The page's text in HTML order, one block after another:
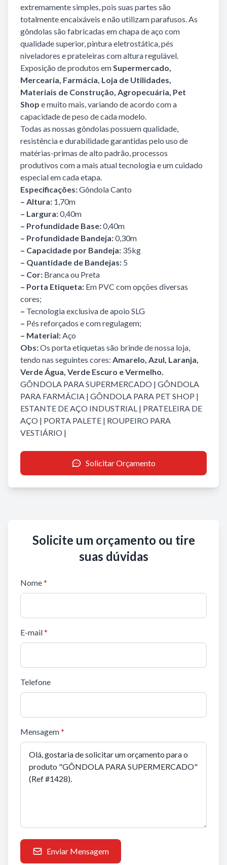
extremamente simples, pois suas partes são
totalmente encaixáveis e não utilizam parafusos. As
gôndolas são fabricadas em chapa de aço com
qualidade superior, pintura eletrostática, pés
niveladores e prateleiras com altura regulável.
Exposição de produtos em Supermercado,
Mercearia, Farmácia, Loja de Utilidades,
Materiais de Construção, Agropecuária, Pet
Shop e muito mais, variando de acordo com a
capacidade de peso de cada modelo.
Todas as nossas gôndolas possuem qualidade,
resistência e durabilidade garantidas pelo uso de
matérias-primas de alto padrão, processos
produtivos com a mais atual tecnologia e um cuidado
especial em cada etapa.
Especificações:Gôndola Canto
– Altura: 1,70m
– Largura:0,40m
– Profundidade Base:0,40m
– Profundidade Bandeja:0,30m
– Capacidade por Bandeja: 35kg
– Quantidade de Bandejas: 5
– Cor: Branca ou Preta
– Porta Etiqueta: Em PVC com opções diversas
cores;
– Tecnologia exclusiva de apoio SLG
– Pés reforçados e com regulagem;
– Material: Aço
Obs:Os porta etiquetas são brinde de nossa loja,
tendo nas seguintes cores: Amarelo, Azul, Laranja,
Verde Água, Verde Escuro e Vermelho.
GÔNDOLA PARA SUPERMERCADO | GÔNDOLA
PARA FARMÁCIA | GÔNDOLA PARA PET SHOP |
ESTANTE DE AÇO INDUSTRIAL | PRATELEIRA DE
AÇO | PORTA PALETE | ROUPEIRO PARA
VESTIÁRIO |
Solicitar Orçamento
Solicite um orçamento ou tire
suas dúvidas
Nome*
E-mail*
Telefone
Mensagem*
Enviar Mensagem